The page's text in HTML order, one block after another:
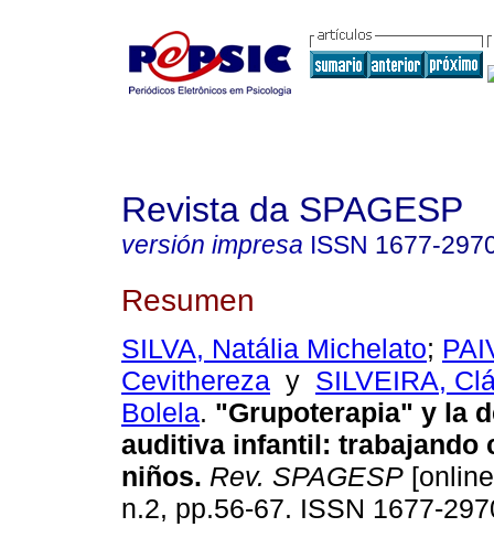
Revista da SPAGESP
versión impresa ISSN 1677-
Resumen
SILVA, Natália Michelato;
Cevithereza y SILVEIRA,
Bolela. "Grupoterapia" y la
auditiva infantil: trabajando
niños. Rev. SPAGESP
n.2, pp.56-67. ISSN 1677-